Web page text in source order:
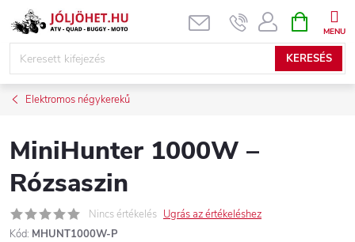
Ugrás
KERESÉS
KOSÁR
Elektromos négykerekű
MiniHunter 1000W –
Rózsaszin
Nincs értékelés Ugrás az értékeléshez
Kód: MHUNT1000W-P